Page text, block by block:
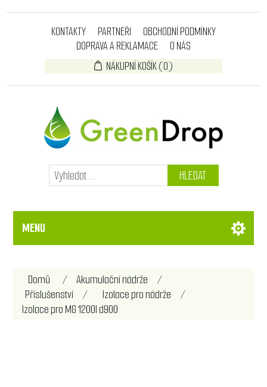
KONTAKTY PARTNEŘI
OBCHODNÍ PODMÍNKY
DOPRAVA A REKLAMACE
O NÁS
NÁKUPNÍ KOŠÍK(0)
HLEDAT
MENU
Domů / Akumulační nádrže
/
Příslušenství
/ Izolace pro nádrže
/
Izolace pro MG 1200l d900